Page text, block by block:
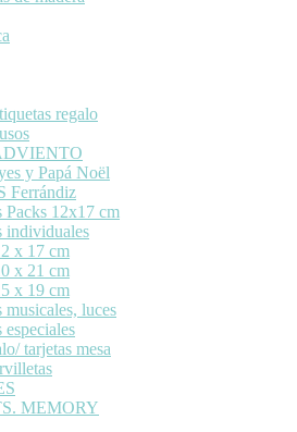
regalo
y Papá Noël
Ferrándiz
Packs 12x17 cm
individuales
x 17 cm
x 21 cm
x 19 cm
musicales, luces
especiales
tarjetas mesa
MEMORY